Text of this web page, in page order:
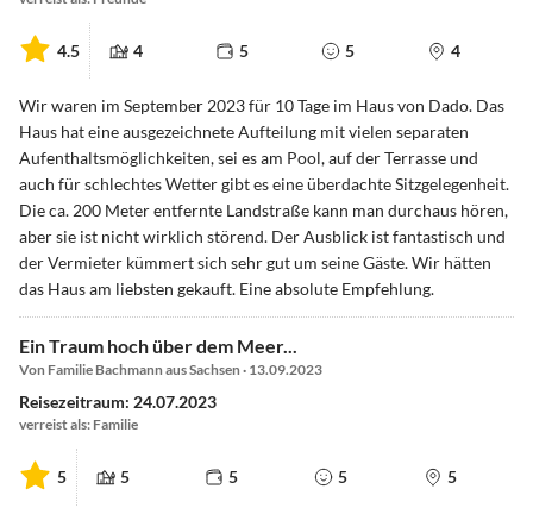
4.5 4 5 5 4
Wir waren im September 2023 für 10 Tage im Haus von Dado. Das
Haus hat eine ausgezeichnete Aufteilung mit vielen separaten
Aufenthaltsmöglichkeiten, sei es am Pool, auf der Terrasse und
auch für schlechtes Wetter gibt es eine überdachte Sitzgelegenheit.
Die ca. 200 Meter entfernte Landstraße kann man durchaus hören,
aber sie ist nicht wirklich störend. Der Ausblick ist fantastisch und
der Vermieter kümmert sich sehr gut um seine Gäste. Wir hätten
das Haus am liebsten gekauft. Eine absolute Empfehlung.
Ein Traum hoch über dem Meer...
Von Familie Bachmann aus Sachsen · 13.09.2023
Reisezeitraum: 24.07.2023
verreist als: Familie
5 5 5 5 5